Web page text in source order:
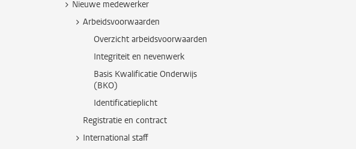
Nieuwe medewerker
Arbeidsvoorwaarden
Overzicht arbeidsvoorwaarden
Integriteit en nevenwerk
Basis Kwalificatie Onderwijs
(BKO)
Identificatieplicht
Registratie en contract
International staff